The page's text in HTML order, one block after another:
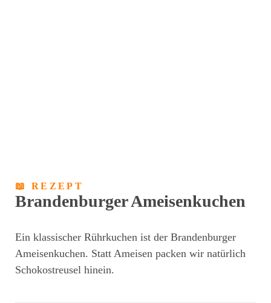
📖 REZEPT
Brandenburger Ameisenkuchen
Ein klassischer Rührkuchen ist der Brandenburger
Ameisenkuchen. Statt Ameisen packen wir natürlich
Schokostreusel hinein.